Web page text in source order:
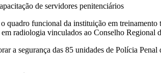
funcional da instituição em
radiologia vinculados ao Conselho Regional
segurança das 85 unidades de Polícia